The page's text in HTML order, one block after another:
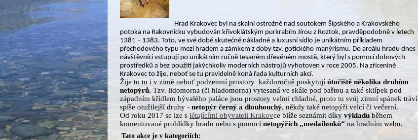
Hrad Krakovec byl na skalní ostrožně nad soutokem Šípského a Krakovského
potoka na Rakovnicku vybudován křivoklátským purkrabím Jírou z Roztok, pravděpodobně v letech
1381 – 1383. Toto, ve své době skutečně nákladné a luxusní sídlo je unikátním příkladem
přechodového typu mezi hradem a zámkem z doby tzv. gotického manýrismu. Do areálu hradu dnes
návštěvníci vstupují po unikátním ručně tesaném dřevěném mostě, který byl s pomocí dobových
prostředků a bez použití jakýchkoliv moderních nástrojů vyhotoven v roce 2005. Na zřícenině
Krakovec to žije, neboť se tu pravidelně koná řada kulturních akcí.
Žije to tu i v zimě neboť podzemní prostory každoročně poskytují útočiště několika druhům
netopýrů. Tzv. lidomorna (či hladomorna) vytesaná ve skále pod baštou a také sklípek pod
západním křídlem bývalého paláce jsou prostory velmi chladné, proto tu svůj zimní spánek tráví
spíše otužilejší druhy - netopýr černý a dlouhouchý, někdy také netopýři velcí či večerní.
Od roku 2017 se lze s létajícími obyvateli Krakovce blíže seznámit díky výkladu během
komentované prohlídky hradu nebo s pomocí netopýřích „medailonků“ na hradním webu.
Tato akce je v kategoriích: